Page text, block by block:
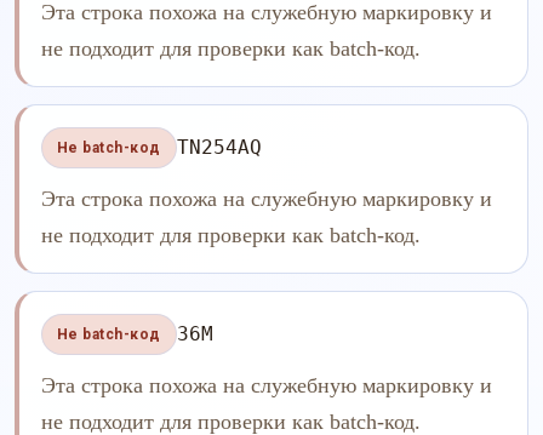
Эта строка похожа на служебную маркировку и
не подходит для проверки как batch-код.
Не batch-код TN254AQ
Эта строка похожа на служебную маркировку и
не подходит для проверки как batch-код.
Не batch-код 36M
Эта строка похожа на служебную маркировку и
не подходит для проверки как batch-код.